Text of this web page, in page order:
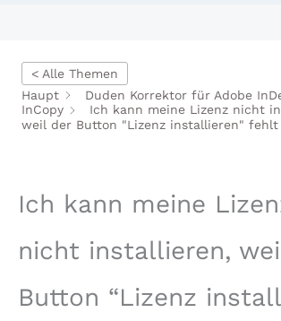
< Alle Themen
Haupt
Duden Korrektor für Adobe
InCopy
Ich kann meine Lizenz nicht
weil der Button "Lizenz installieren" fehlt
Ich kann meine
nicht installieren,
Button “Lizenz